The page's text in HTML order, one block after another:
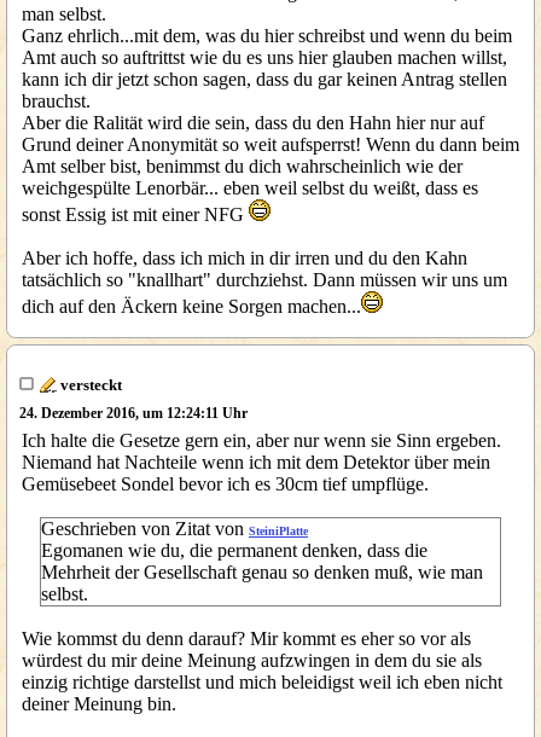
man selbst.
Ganz ehrlich...mit dem, was du hier schreibst und wenn du beim
Amt auch so auftrittst wie du es uns hier glauben machen willst,
kann ich dir jetzt schon sagen, dass du gar keinen Antrag stellen
brauchst.
Aber die Ralität wird die sein, dass du den Hahn hier nur auf
Grund deiner Anonymität so weit aufsperrst! Wenn du dann beim
Amt selber bist, benimmst du dich wahrscheinlich wie der
weichgespülte Lenorbär... eben weil selbst du weißt, dass es
sonst Essig ist mit einer NFG
Aber ich hoffe, dass ich mich in dir irren und du den Kahn
tatsächlich so "knallhart" durchziehst. Dann müssen wir uns um
dich auf den Äckern keine Sorgen machen...
versteckt
24. Dezember 2016, um 12:24:11 Uhr
Ich halte die Gesetze gern ein, aber nur wenn sie Sinn ergeben.
Niemand hat Nachteile wenn ich mit dem Detektor über mein
Gemüsebeet Sondel bevor ich es 30cm tief umpflüge.
Geschrieben von Zitat von SteiniPlatte
Egomanen wie du, die permanent denken, dass die
Mehrheit der Gesellschaft genau so denken muß, wie man
selbst.
Wie kommst du denn darauf? Mir kommt es eher so vor als
würdest du mir deine Meinung aufzwingen in dem du sie als
einzig richtige darstellst und mich beleidigst weil ich eben nicht
deiner Meinung bin.